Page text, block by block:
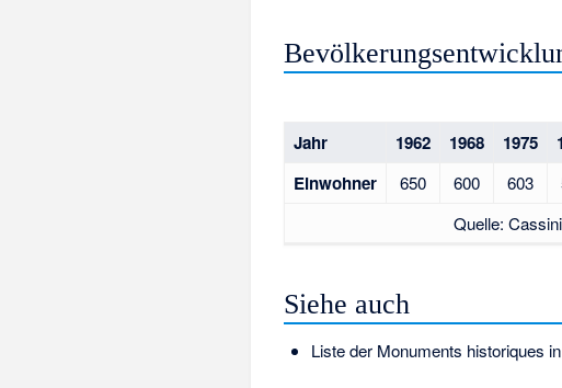
Jahr 1962 1968 1975
Einwohner
650 600 603
Quelle:
Siehe auch
Liste der Monuments historiques